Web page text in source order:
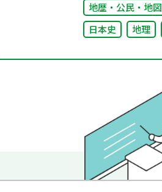
地歴・公民・地図
日本史
地理